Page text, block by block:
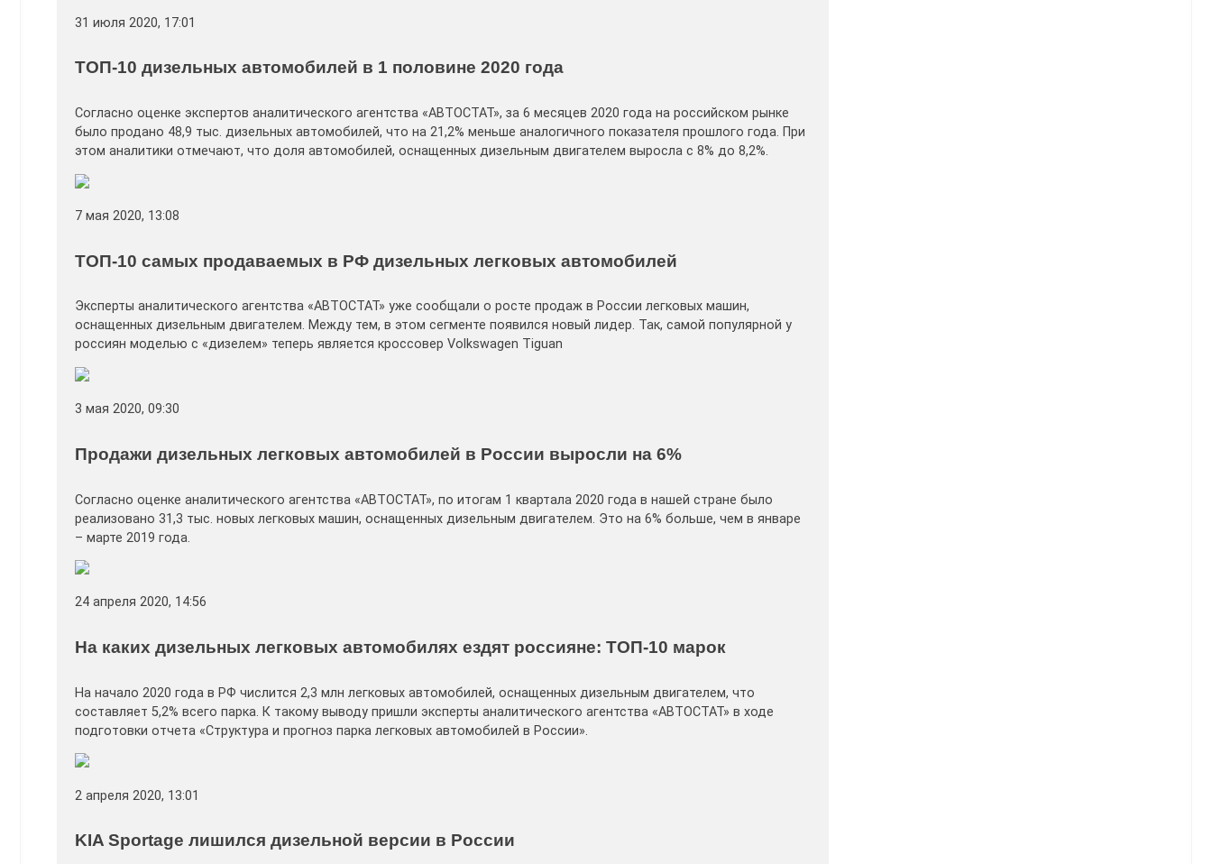
31 июля 2020, 17:01
ТОП-10 дизельных автомобилей в 1 половине 2020 года
Согласно оценке экспертов аналитического агентства «АВТОСТАТ», за 6 месяцев 2020 года на российском рынке
было продано 48,9 тыс. дизельных автомобилей, что на 21,2% меньше аналогичного показателя прошлого года. При
этом аналитики отмечают, что доля автомобилей, оснащенных дизельным двигателем выросла с 8% до 8,2%.
7 мая 2020, 13:08
ТОП-10 самых продаваемых в РФ дизельных легковых автомобилей
Эксперты аналитического агентства «АВТОСТАТ» уже сообщали о росте продаж в России легковых машин,
оснащенных дизельным двигателем. Между тем, в этом сегменте появился новый лидер. Так, самой популярной у
россиян моделью с «дизелем» теперь является кроссовер Volkswagen Tiguan
3 мая 2020, 09:30
Продажи дизельных легковых автомобилей в России выросли на 6%
Согласно оценке аналитического агентства «АВТОСТАТ», по итогам 1 квартала 2020 года в нашей стране было
реализовано 31,3 тыс. новых легковых машин, оснащенных дизельным двигателем. Это на 6% больше, чем в январе
– марте 2019 года.
24 апреля 2020, 14:56
На каких дизельных легковых автомобилях ездят россияне: ТОП-10 марок
На начало 2020 года в РФ числится 2,3 млн легковых автомобилей, оснащенных дизельным двигателем, что
составляет 5,2% всего парка. К такому выводу пришли эксперты аналитического агентства «АВТОСТАТ» в ходе
подготовки отчета «Структура и прогноз парка легковых автомобилей в России».
2 апреля 2020, 13:01
KIA Sportage лишился дизельной версии в России